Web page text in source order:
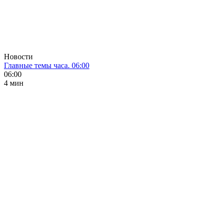
Новости
Главные темы часа. 06:00
06:00
4 мин